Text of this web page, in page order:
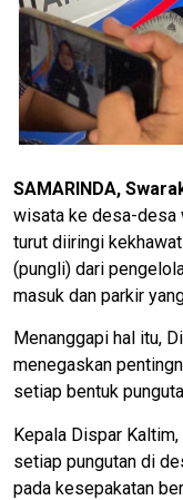
SAMARINDA,
wisata ke desa-desa
turut diiringi
(pungli) dari
masuk dan parkir
Menanggapi hal itu,
menegaskan
setiap bentuk
Kepala Dispar
setiap pungutan di
pada kesepakatan